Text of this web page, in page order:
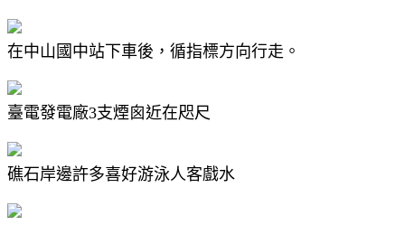
在中山國中站下車後，循指標方向行走。
臺電發電廠3支煙囪近在咫尺
礁石岸邊許多喜好游泳人客戲水